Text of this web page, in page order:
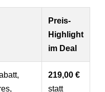
Preis-
Highlight
im Deal
219,00 €
statt